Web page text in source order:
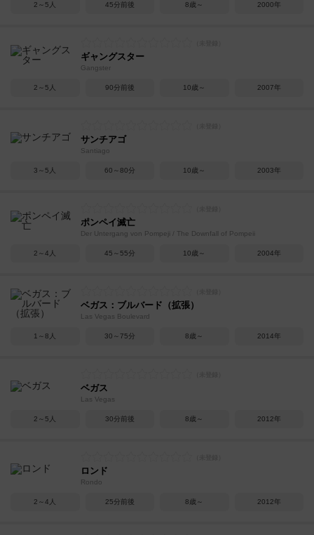
2～5人 45分前後 8歳～ 2000年
ギャングスター
Gangster
2～5人 90分前後 10歳～ 2007年
サンチアゴ
Santiago
3～5人 60～80分 10歳～ 2003年
ポンペイ滅亡
Der Untergang von Pompeji / The Downfall of Pompeii
2～4人 45～55分 10歳～ 2004年
ベガス：ブルバード（拡張）
Las Vegas Boulevard
1～8人 30～75分 8歳～ 2014年
ベガス
Las Vegas
2～5人 30分前後 8歳～ 2012年
ロンド
Rondo
2～4人 25分前後 8歳～ 2012年